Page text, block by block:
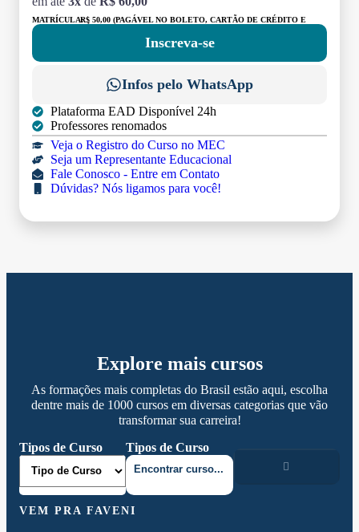
MATRÍCULA:R$ 50,00 (PAGÁVEL NO BOLETO, CARTÃO DE CRÉDITO E
Inscreva-se
Infos pelo WhatsApp
Plataforma EAD Disponível 24h
Professores renomados
Veja o Registro do Curso no MEC
Seja um Representante Educacional
Fale Conosco - Entre em Contato
Dúvidas? Nós ligamos para você!
Explore mais cursos
As formações mais completas do Brasil estão aqui, escolha
dentre mais de 1000 cursos em diversas categorias que vão
transformar sua carreira!
Tipos de Curso
Tipos de Curso
VEM PRA FAVENI